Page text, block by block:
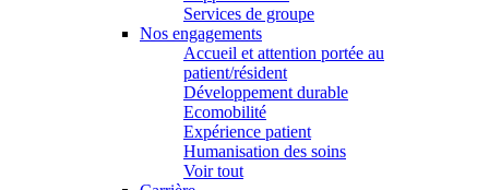
Services de groupe
Nos engagements
Accueil et attention portée au
patient/résident
Développement durable
Ecomobilité
Expérience patient
Humanisation des soins
Voir tout